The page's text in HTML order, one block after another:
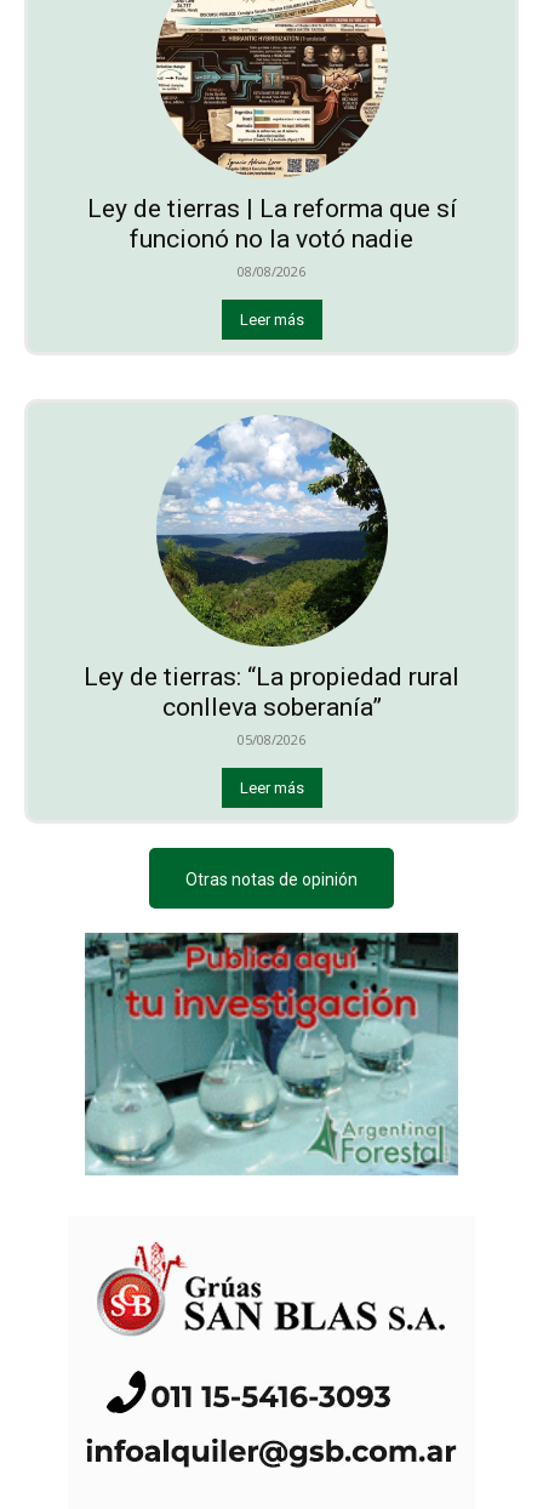
Ley de tierras | La reforma que sí
funcionó no la votó nadie
08/08/2026
Leer más
Ley de tierras: “La propiedad rural
conlleva soberanía”
05/08/2026
Leer más
Otras notas de opinión